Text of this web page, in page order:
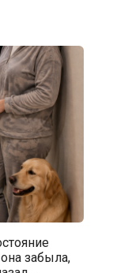
забыла,